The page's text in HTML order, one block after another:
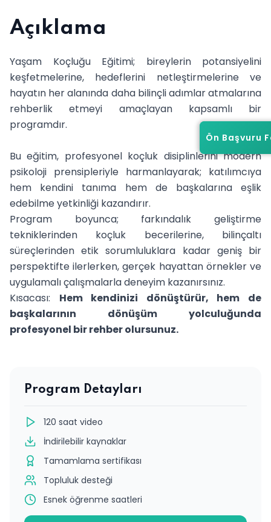
Ön Başvuru
Açıklama
Yaşam Koçluğu Eğitimi; bireylerin potansiyelini
keşfetmelerine, hedeflerini netleştirmelerine ve
hayatın her alanında daha bilinçli adımlar atmalarına
rehberlik etmeyi amaçlayan kapsamlı bir
programdır.
Bu eğitim, profesyonel koçluk disiplinlerini modern
psikoloji prensipleriyle harmanlayarak; katılımcıya
hem kendini tanıma hem de başkalarına eşlik
edebilme yetkinliği kazandırır.
Program boyunca; farkındalık geliştirme
tekniklerinden koçluk becerilerine, bilinçaltı
süreçlerinden etik sorumluluklara kadar geniş bir
perspektifte ilerlerken, gerçek hayattan örnekler ve
uygulamalı çalışmalarla deneyim kazanırsınız.
Kısacası: Hem kendinizi dönüştürür, hem de
başkalarının dönüşüm yolculuğunda
profesyonel bir rehber olursunuz.
Program Detayları
120 saat video
İndirilebilir kaynaklar
Tamamlama sertifikası
Topluluk desteği
Esnek öğrenme saatleri
Ön Başvuru